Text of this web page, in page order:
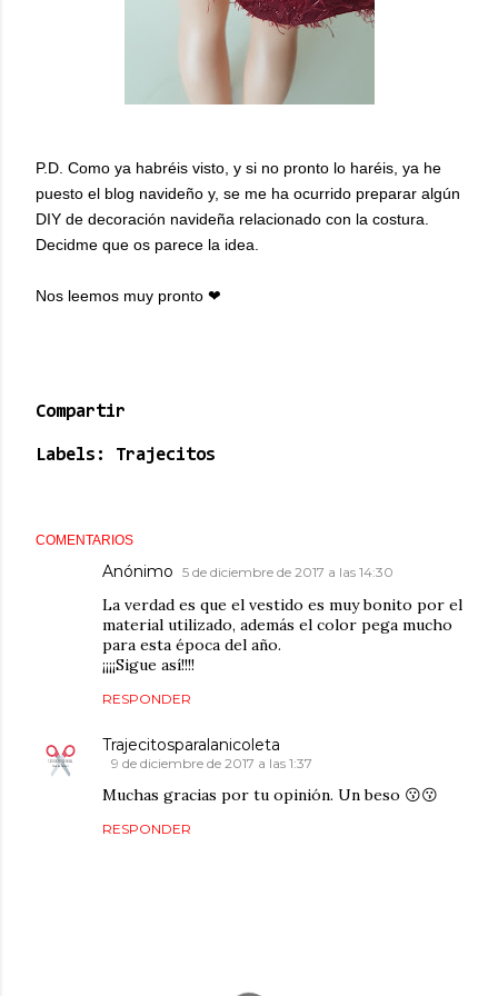
P.D. Como ya habréis visto, y si no pronto lo haréis, ya he
puesto el blog navideño y, se me ha ocurrido preparar algún
DIY de decoración navideña relacionado con la costura.
Decidme que os parece la idea.
Nos leemos muy pronto ❤
Compartir
Labels: Trajecitos
COMENTARIOS
Anónimo 5 de diciembre de 2017 a las 14:30
La verdad es que el vestido es muy bonito por el
material utilizado, además el color pega mucho
para esta época del año.
¡¡¡¡Sigue así!!!!
RESPONDER
Trajecitosparalanicoleta
9 de diciembre de 2017 a las 1:37
Muchas gracias por tu opinión. Un beso 😗😗
RESPONDER